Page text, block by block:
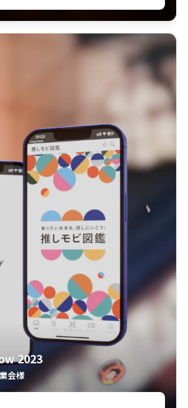
2023
会様